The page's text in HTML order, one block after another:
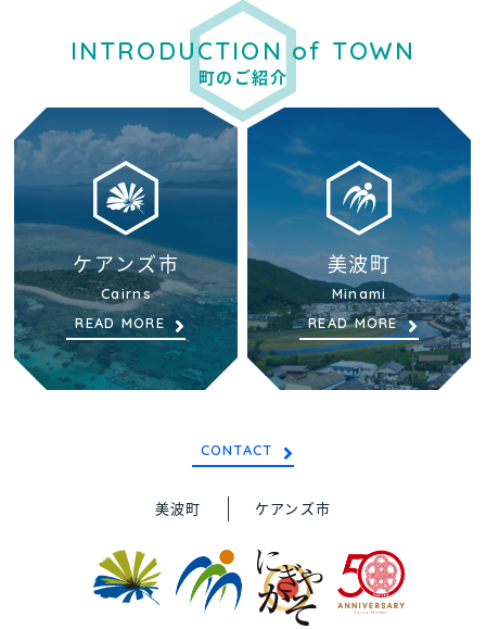
INTRODUCTION of TOWN
町のご紹介
ケアンズ市
Cairns
READ MORE
美波町
Minami
READ MORE
CONTACT
美波町 ケアンズ市